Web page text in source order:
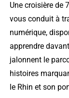
Une croisière de
vous conduit à
numérique,
apprendre
jalonnent le
histoires
le Rhin et son